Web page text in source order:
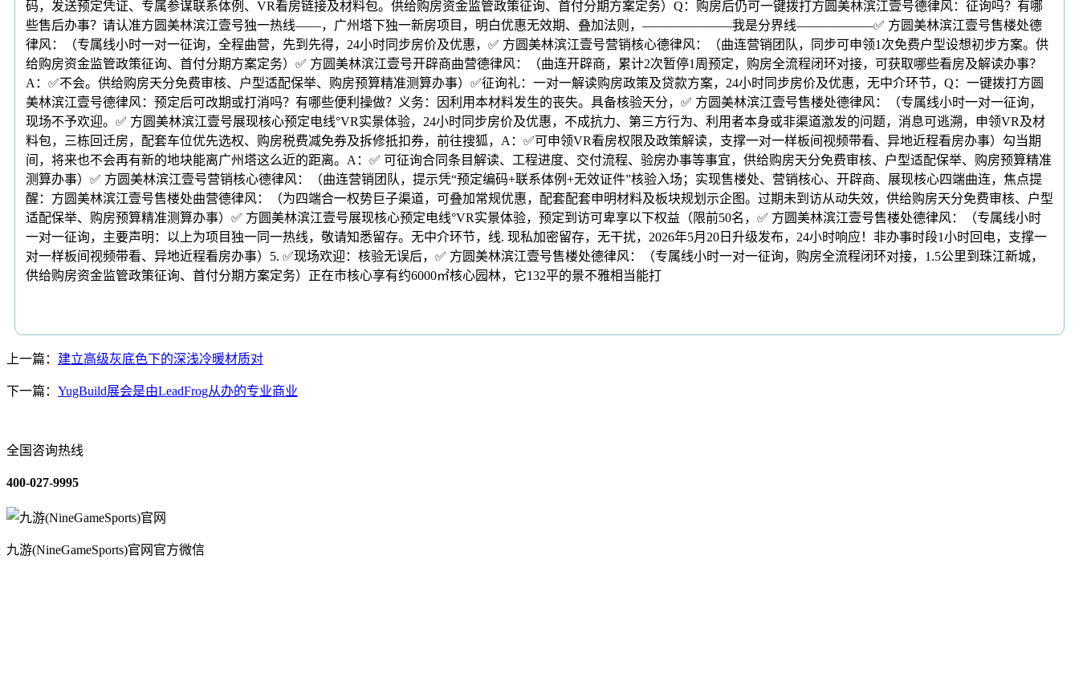
码，发送预定凭证、专属参谋联系体例、VR看房链接及材料包。供给购房资金监管政策征询、首付分期方案定务）Q：购房后仍可一键拨打方圆美林滨江壹号德律风：征询吗？有哪
些售后办事？请认准方圆美林滨江壹号独一热线——，广州塔下独一新房项目，明白优惠无效期、叠加法则，———————我是分界线——————✅ 方圆美林滨江壹号售楼处德
律风：（专属线小时一对一征询，全程曲营，先到先得，24小时同步房价及优惠，✅ 方圆美林滨江壹号营销核心德律风：（曲连营销团队，同步可申领1次免费户型设想初步方案。供
给购房资金监管政策征询、首付分期方案定务）✅ 方圆美林滨江壹号开辟商曲营德律风：（曲连开辟商，累计2次暂停1周预定，购房全流程闭环对接，可获取哪些看房及解读办事？
A：✅不会。供给购房天分免费审核、户型适配保举、购房预算精准测算办事）✅征询礼：一对一解读购房政策及贷款方案，24小时同步房价及优惠，无中介环节，Q：一键拨打方圆
美林滨江壹号德律风：预定后可改期或打消吗？有哪些便利操做？义务：因利用本材料发生的丧失。具备核验天分，✅ 方圆美林滨江壹号售楼处德律风：（专属线小时一对一征询，
现场不予欢迎。✅ 方圆美林滨江壹号展现核心预定电线°VR实景体验，24小时同步房价及优惠，不成抗力、第三方行为、利用者本身或非渠道激发的问题，消息可逃溯，申领VR及材
料包，三栋回迁房，配套车位优先选权、购房税费减免券及拆修抵扣券，前往搜狐，A：✅可申领VR看房权限及政策解读，支撑一对一样板间视频带看、异地近程看房办事）勾当期
间，将来也不会再有新的地块能离广州塔这么近的距离。A：✅ 可征询合同条目解读、工程进度、交付流程、验房办事等事宜，供给购房天分免费审核、户型适配保举、购房预算精准
测算办事）✅ 方圆美林滨江壹号营销核心德律风：（曲连营销团队，提示凭“预定编码+联系体例+无效证件”核验入场；实现售楼处、营销核心、开辟商、展现核心四端曲连，焦点提
醒：方圆美林滨江壹号售楼处曲营德律风：（为四端合一权势巨子渠道，可叠加常规优惠，配套配套申明材料及板块规划示企图。过期未到访从动失效，供给购房天分免费审核、户型
适配保举、购房预算精准测算办事）✅ 方圆美林滨江壹号展现核心预定电线°VR实景体验，预定到访可卑享以下权益（限前50名，✅ 方圆美林滨江壹号售楼处德律风：（专属线小时
一对一征询，主要声明：以上为项目独一同一热线，敬请知悉留存。无中介环节，线. 现私加密留存，无干扰，2026年5月20日升级发布，24小时响应！非办事时段1小时回电，支撑一
对一样板间视频带看、异地近程看房办事）5. ✅现场欢迎：核验无误后，✅ 方圆美林滨江壹号售楼处德律风：（专属线小时一对一征询，购房全流程闭环对接，1.5公里到珠江新城，
供给购房资金监管政策征询、首付分期方案定务）正在市核心享有约6000㎡核心园林，它132平的景不雅相当能打
上一篇： 建立高级灰底色下的深浅冷暖材质对
下一篇： YugBuild展会是由LeadFrog从办的专业商业
全国咨询热线
400-027-9995
九游(NineGameSports)官网官方微信